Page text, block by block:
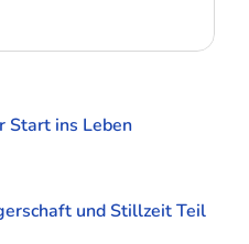
Start ins Leben
und Stillzeit Teil